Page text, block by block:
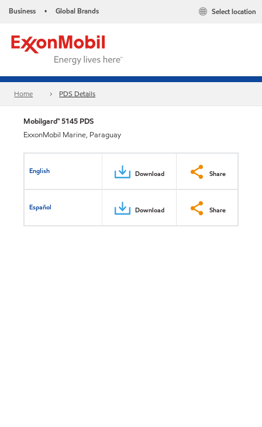
Business • Global Brands Select location
Home PDS Details
Mobilgard™ 5145 PDS
ExxonMobil Marine, Paraguay
English Download Share
Español Download Share